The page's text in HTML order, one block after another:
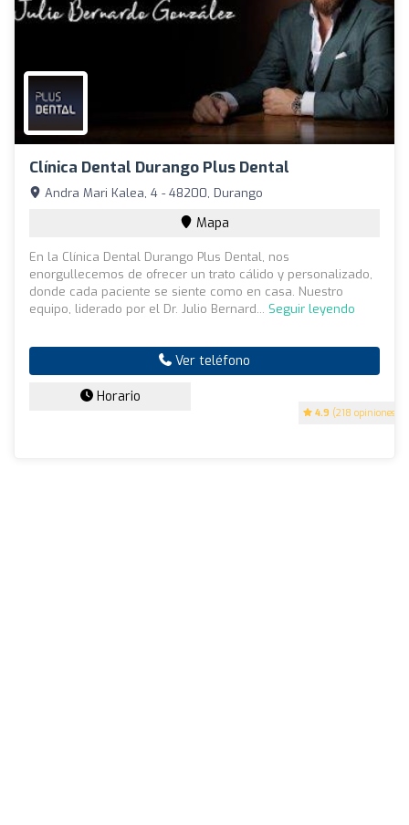
Clínica Dental Durango Plus Dental
4.9 (218 opiniones)
Andra Mari Kalea, 4 - 48200, Durango
Mapa
En la Clínica Dental Durango Plus Dental, nos
enorgullecemos de ofrecer un trato cálido y personalizado,
donde cada paciente se siente como en casa. Nuestro
equipo, liderado por el Dr. Julio Bernard... Seguir leyendo
Ver teléfono
Horario